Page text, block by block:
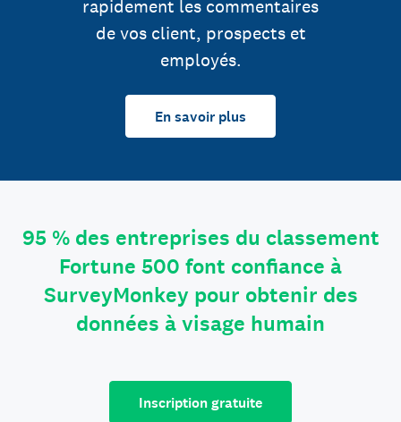
rapidement les commentaires
de vos client, prospects et
employés.
En savoir plus
95 % des entreprises du classement
Fortune 500 font confiance à
SurveyMonkey pour obtenir des
données à visage humain
Inscription gratuite